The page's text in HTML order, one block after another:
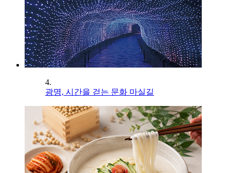
4.
광명, 시간을 걷는 문화 마실길